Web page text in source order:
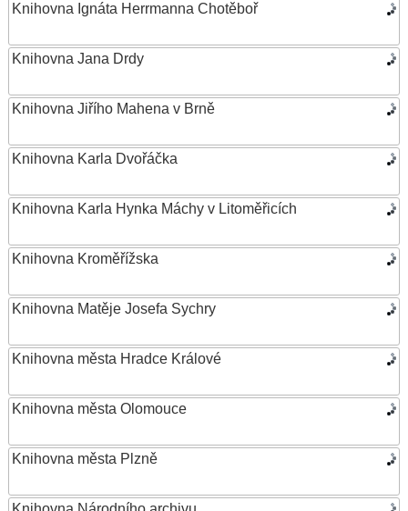
Knihovna Ignáta Herrmanna Chotěboř
Knihovna Jana Drdy
Knihovna Jiřího Mahena v Brně
Knihovna Karla Dvořáčka
Knihovna Karla Hynka Máchy v Litoměřicích
Knihovna Kroměřížska
Knihovna Matěje Josefa Sychry
Knihovna města Hradce Králové
Knihovna města Olomouce
Knihovna města Plzně